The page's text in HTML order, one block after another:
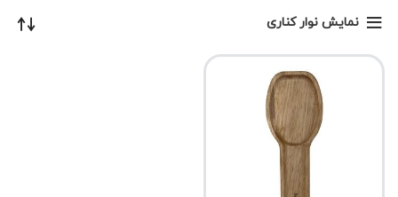
نمایش نوار کناری